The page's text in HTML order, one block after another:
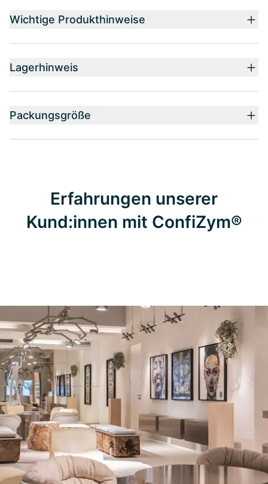
Wichtige Produkthinweise
Lagerhinweis
Packungsgröße
Erfahrungen unserer
Kund:innen mit ConfiZym®